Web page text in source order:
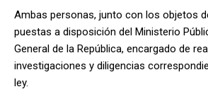
Ambas personas, junto con los objetos
puestas a disposición del Ministerio
General de la República, encargado de
investigaciones y diligencias
ley.